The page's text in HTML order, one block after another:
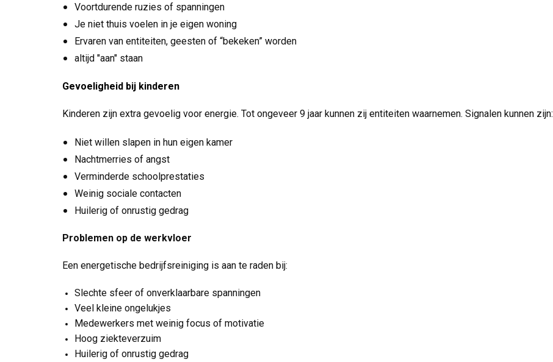
Voortdurende ruzies of spanningen
Je niet thuis voelen in je eigen woning
Ervaren van entiteiten, geesten of “bekeken” worden
altijd "aan" staan
Gevoeligheid bij kinderen
Kinderen zijn extra gevoelig voor energie. Tot ongeveer 9 jaar kunnen zij entiteiten waarnemen. Signalen kunnen zijn:
Niet willen slapen in hun eigen kamer
Nachtmerries of angst
Verminderde schoolprestaties
Weinig sociale contacten
Huilerig of onrustig gedrag
Problemen op de werkvloer
Een energetische bedrijfsreiniging is aan te raden bij:
Slechte sfeer of onverklaarbare spanningen
Veel kleine ongelukjes
Medewerkers met weinig focus of motivatie
Hoog ziekteverzuim
Huilerig of onrustig gedrag